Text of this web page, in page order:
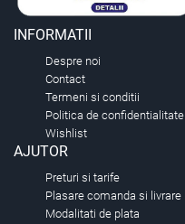
INFORMATII
Despre noi
Contact
Termeni si conditii
Politica de confidentialitate
Wishlist
AJUTOR
Preturi si tarife
Plasare comanda si livrare
Modalitati de plata